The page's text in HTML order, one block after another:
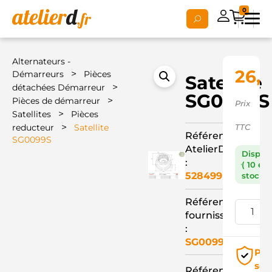
0
Alternateurs -
Démarreurs
>
Pièces
détachées Démarreur
>
Pièces de démarreur >
Satellites >
Pièces
reducteur
>
Satellite
SG0099S
Satellite
SG0099S
Référence
AtelierD
:
528499
Référence
fournisseur
:
SG0099S
Prix
TTC
( 10 en
stock )